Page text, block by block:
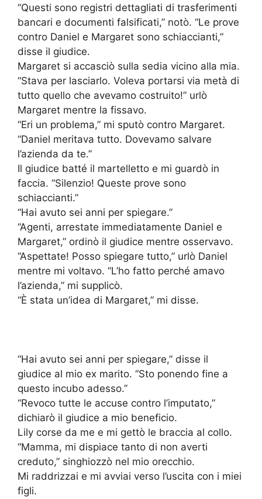
“Questi sono registri dettagliati di trasferimenti
bancari e documenti falsificati,” notò. “Le prove
contro Daniel e Margaret sono schiaccianti,”
disse il giudice.
Margaret si accasciò sulla sedia vicino alla mia.
“Stava per lasciarlo. Voleva portarsi via metà di
tutto quello che avevamo costruito!” urlò
Margaret mentre la fissavo.
“Eri un problema,” mi sputò contro Margaret.
“Daniel meritava tutto. Dovevamo salvare
l’azienda da te.”
Il giudice batté il martelletto e mi guardò in
faccia. “Silenzio! Queste prove sono
schiaccianti.”
“Hai avuto sei anni per spiegare.”
“Agenti, arrestate immediatamente Daniel e
Margaret,” ordinò il giudice mentre osservavo.
“Aspettate! Posso spiegare tutto,” urlò Daniel
mentre mi voltavo. “L’ho fatto perché amavo
l’azienda,” mi supplicò.
“È stata un’idea di Margaret,” mi disse.
“Hai avuto sei anni per spiegare,” disse il
giudice al mio ex marito. “Sto ponendo fine a
questo incubo adesso.”
“Revoco tutte le accuse contro l’imputato,”
dichiarò il giudice a mio beneficio.
Lily corse da me e mi gettò le braccia al collo.
“Mamma, mi dispiace tanto di non averti
creduto,” singhiozzò nel mio orecchio.
Mi raddrizzai e mi avviai verso l’uscita con i miei
figli.